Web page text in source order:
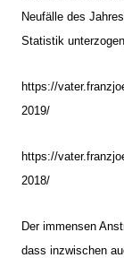
Neufälle des
Statistik
https://
2019/
https://
2018/
Der immensen
dass inzwischen